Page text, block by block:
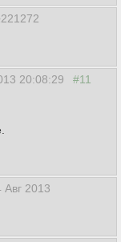
20:08:29
#11
Авг 2013